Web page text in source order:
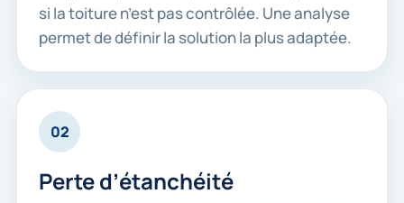
si la toiture n’est pas contrôlée. Une analyse
permet de définir la solution la plus adaptée.
02
Perte d’étanchéité